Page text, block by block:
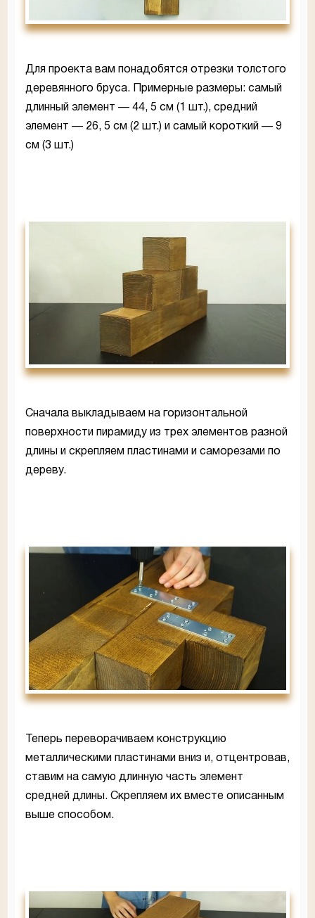
Для проекта вам понадобятся отрезки толстого
деревянного бруса. Примерные размеры: самый
длинный элемент — 44, 5 см (1 шт.), средний
элемент — 26, 5 см (2 шт.) и самый короткий — 9
см (3 шт.)
Сначала выкладываем на горизонтальной
поверхности пирамиду из трех элементов разной
длины и скрепляем пластинами и саморезами по
дереву.
Теперь переворачиваем конструкцию
металлическими пластинами вниз и, отцентровав,
ставим на самую длинную часть элемент
средней длины. Скрепляем их вместе описанным
выше способом.